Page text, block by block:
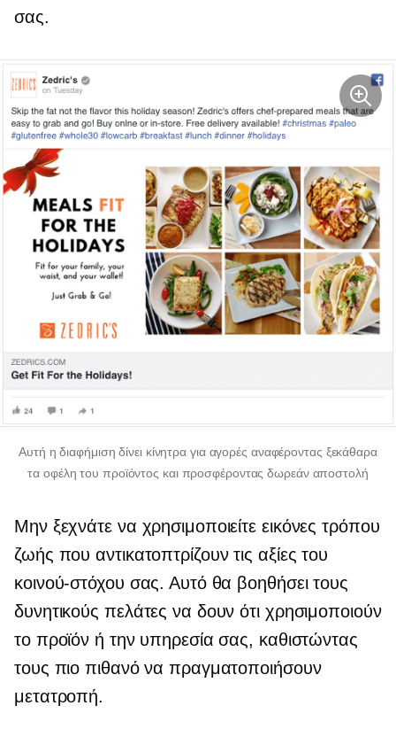
σας.
Αυτή η διαφήμιση δίνει κίνητρα για αγορές αναφέροντας ξεκάθαρα
τα οφέλη του προϊόντος και προσφέροντας δωρεάν αποστολή
Μην ξεχνάτε να χρησιμοποιείτε εικόνες τρόπου
ζωής που αντικατοπτρίζουν τις αξίες του
κοινού-στόχου σας. Αυτό θα βοηθήσει τους
δυνητικούς πελάτες να δουν ότι χρησιμοποιούν
το προϊόν ή την υπηρεσία σας, καθιστώντας
τους πιο πιθανό να πραγματοποιήσουν
μετατροπή.